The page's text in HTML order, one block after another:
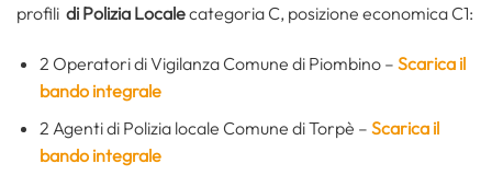
profili di Polizia Localecategoria C, posizione economica C1:
2 Operatori di Vigilanza Comune di Piombino – Scarica il
bando integrale
2 Agenti di Polizia locale Comune di Torpè – Scarica il
bando integrale